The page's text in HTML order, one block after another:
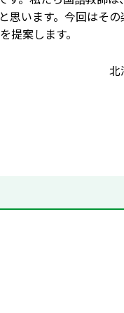
います。今回はそ
案します。